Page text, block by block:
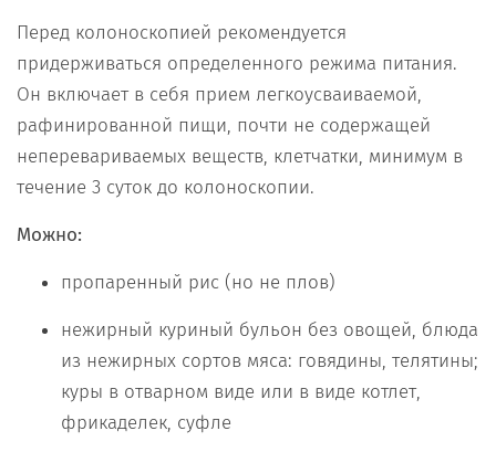
Перед колоноскопией рекомендуется
придерживаться определенного режима питания.
Он включает в себя прием легкоусваиваемой,
рафинированной пищи, почти не содержащей
неперевариваемых веществ, клетчатки, минимум в
течение 3 суток до колоноскопии.
Можно:
пропаренный рис (но не плов)
нежирный куриный бульон без овощей, блюда
из нежирных сортов мяса: говядины, телятины;
куры в отварном виде или в виде котлет,
фрикаделек, суфле